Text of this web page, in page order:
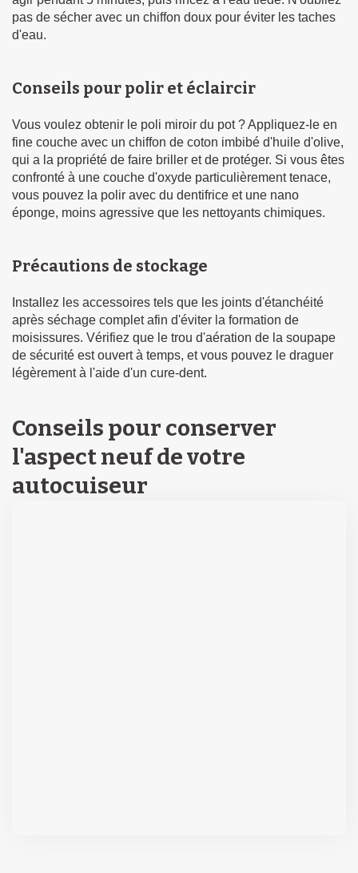
pas de sécher avec un chiffon doux pour éviter les taches
d'eau.
Conseils pour polir et éclaircir
Vous voulez obtenir le poli miroir du pot ? Appliquez-le en
fine couche avec un chiffon de coton imbibé d'huile d'olive,
qui a la propriété de faire briller et de protéger. Si vous êtes
confronté à une couche d'oxyde particulièrement tenace,
vous pouvez la polir avec du dentifrice et une nano
éponge, moins agressive que les nettoyants chimiques.
Précautions de stockage
Installez les accessoires tels que les joints d'étanchéité
après séchage complet afin d'éviter la formation de
moisissures. Vérifiez que le trou d'aération de la soupape
de sécurité est ouvert à temps, et vous pouvez le draguer
légèrement à l'aide d'un cure-dent.
Conseils pour conserver
l'aspect neuf de votre
autocuiseur